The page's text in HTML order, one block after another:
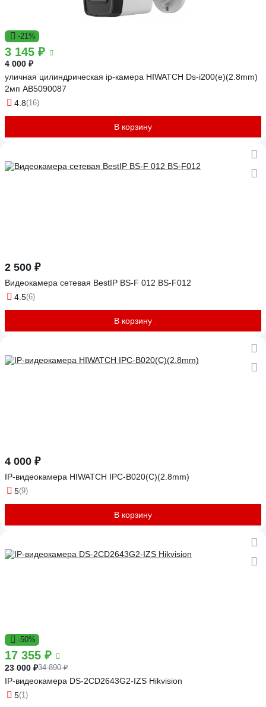
-21%
3 145 ₽
4 000 ₽
уличная цилиндрическая ip-камера HIWATCH Ds-i200(e)(2.8mm)
2мп АВ5090087
4.8(16)
В корзину
2 500 ₽
Видеокамера сетевая BestIP BS-F 012 BS-F012
4.5(6)
В корзину
4 000 ₽
IP-видеокамера HIWATCH IPC-B020(С)(2.8mm)
5(9)
В корзину
-50%
17 355 ₽
23 000 ₽34 890 ₽
IP-видеокамера DS-2CD2643G2-IZS Hikvision
5(1)